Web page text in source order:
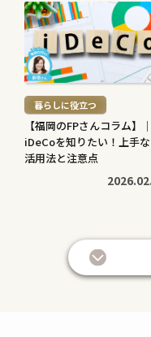
続
き
を
読
む
> 暮らしに役立つ
【福岡のFPさんコラム】｜
iDeCoを知りたい！上手な
活用法と注意点